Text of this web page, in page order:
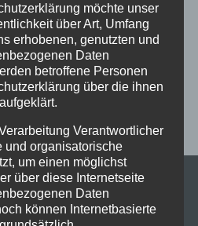
Ofenbauer Ofenbaumeister
Ruß Spaß stellenanzeige
Wärmekultur
möchte unser
über Art, Umfang
erhobenen, genutzten und
Daten
betroffene Personen
über die ihnen
Verantwortlicher
und organisatorische
um einen möglichst
über diese Internetseite
Daten
können Internetbasierte